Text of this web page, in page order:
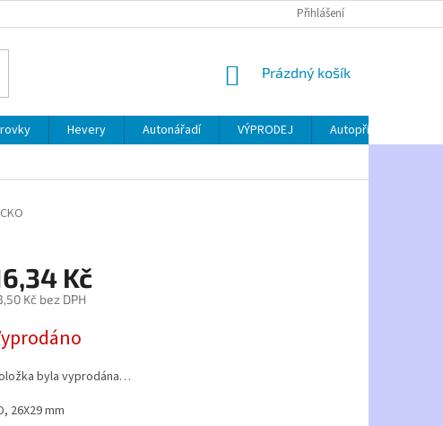
Přihlášení
NÁKUPNÍ
Prázdný košík
Hevery Autonářadí VÝPRODEJ
Autopříslušenství
Kč
Kč bez DPH
byla vyprodána…
26X29 mm